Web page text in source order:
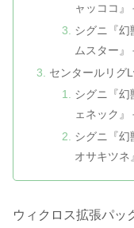
ャッココ
シグニ『
ムスター
センタールリグ
シグニ『
ェネック
シグニ『
オサキツ
ウィクロス拡張パッ